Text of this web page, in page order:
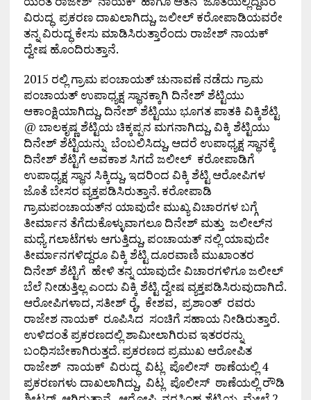
ವಿರುದ್ಧ ಪ್ರಕರಣ ದಾಖಲಾಗಿದ್ದು, ಜಲೀಲ್ ಕರೋಪಾಡಿಯವರೇ
ತನ್ನ ವಿರುದ್ಧ ಕೇಸು ಮಾಡಿಸಿರುತ್ತಾರೆಂದು ರಾಜೇಶ್ ನಾಯಕ್
ದ್ವೇಷ ಹೊಂದಿರುತ್ತಾನೆ.
2015 ರಲ್ಲಿ ಗ್ರಾಮ ಪಂಚಾಯತ್ ಚುನಾವಣೆ ನಡೆದು ಗ್ರಾಮ
ಪಂಚಾಯತ್ ಉಪಾಧ್ಯಕ್ಷ ಸ್ಥಾನಕ್ಕಾಗಿ ದಿನೇಶ್ ಶೆಟ್ಟಿಯು
ಆಕಾಂಕ್ಷಿಯಾಗಿದ್ದು, ದಿನೇಶ್ ಶೆಟ್ಟಿಯು ಭೂಗತ ಪಾತಕಿ ವಿಕ್ಕಿಶೆಟ್ಟಿ
@ ಬಾಲಕೃಷ್ಣ ಶೆಟ್ಟಿಯ ಚಿಕ್ಕಪ್ಪನ ಮಗನಾಗಿದ್ದು, ವಿಕ್ಕಿ ಶೆಟ್ಟಿಯು
ದಿನೇಶ್ ಶೆಟ್ಟಿಯನ್ನು ಬೆಂಬಲಿಸಿದ್ದು, ಆದರೆ ಉಪಾಧ್ಯಕ್ಷ ಸ್ಥಾನಕ್ಕೆ
ದಿನೇಶ್ ಶೆಟ್ಟಿಗೆ ಅವಕಾಶ ಸಿಗದೆ ಜಲೀಲ್ ಕರೋಪಾಡಿಗೆ
ಉಪಾಧ್ಯಕ್ಷ ಸ್ಥಾನ ಸಿಕ್ಕಿದ್ದು, ಇದರಿಂದ ವಿಕ್ಕಿ ಶೆಟ್ಟಿ ಆರೋಪಿಗಳ
ಜೊತೆ ಬೇಸರ ವ್ಯಕ್ತಪಡಿಸಿರುತ್ತಾನೆ. ಕರೋಪಾಡಿ
ಗ್ರಾಮಪಂಚಾಯತ್‌ನ ಯಾವುದೇ ಮುಖ್ಯ ವಿಚಾರಗಳ ಬಗ್ಗೆ
ತೀರ್ಮಾನ ತೆಗೆದುಕೊಳ್ಳುವಾಗಲೂ ದಿನೇಶ್ ಮತ್ತು ಜಲೀಲ್‌ನ
ಮಧ್ಯೆ ಗಲಾಟೆಗಳು ಆಗುತ್ತಿದ್ದು, ಪಂಚಾಯತ್ ನಲ್ಲಿ ಯಾವುದೇ
ತೀರ್ಮಾನಗಳಿದ್ದರೂ ವಿಕ್ಕಿ ಶೆಟ್ಟಿ ದೂರವಾಣಿ ಮುಖಾಂತರ
ದಿನೇಶ್ ಶೆಟ್ಟಿಗೆ ಹೇಳಿ ತನ್ನ ಯಾವುದೇ ವಿಚಾರಗಳಿಗೂ ಜಲೀಲ್
ಬೆಲೆ ನೀಡುತ್ತಿಲ್ಲ ಎಂದು ವಿಕ್ಕಿ ಶೆಟ್ಟಿ ದ್ವೇಷ ವ್ಯಕ್ತಪಡಿಸಿರುವುದಾಗಿದೆ.
ಆರೋಪಿಗಳಾದ, ಸತೀಶ್ ರೈ, ಕೇಶವ, ಪ್ರಶಾಂತ್ ರವರು
ರಾಜೇಶ ನಾಯಕ್ ರೂಪಿಸಿದ ಸಂಚಿಗೆ ಸಹಾಯ ನೀಡಿರುತ್ತಾರೆ.
ಉಳಿದಂತೆ ಪ್ರಕರಣದಲ್ಲಿ ಶಾಮೀಲಾಗಿರುವ ಇತರರನ್ನು
ಬಂಧಿಸಬೇಕಾಗಿರುತ್ತದೆ. ಪ್ರಕರಣದ ಪ್ರಮುಖ ಆರೋಪಿತ
ರಾಜೇಶ್ ನಾಯಕ್ ವಿರುದ್ಧ ವಿಟ್ಲ ಪೊಲೀಸ್ ಠಾಣೆಯಲ್ಲಿ 4
ಪ್ರಕರಣಗಳು ದಾಖಲಾಗಿದ್ದು, ವಿಟ್ಲ ಪೊಲೀಸ್ ಠಾಣೆಯಲ್ಲಿ ರೌಡಿ